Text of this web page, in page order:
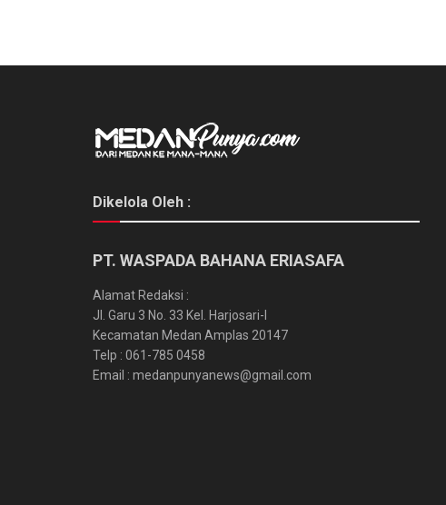
Dikelola Oleh :
PT. WASPADA BAHANA ERIASAFA
Alamat Redaksi :
Jl. Garu 3 No. 33 Kel. Harjosari-I
Kecamatan Medan Amplas 20147
Telp : 061-785 0458
Email : medanpunyanews@gmail.com